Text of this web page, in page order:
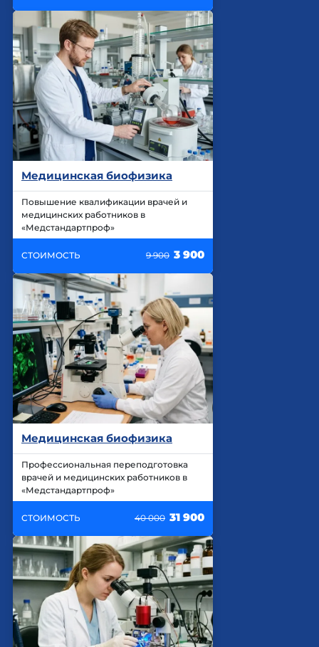
Медицинская биофизика
Повышение квалификации врачей и
медицинских работников в
«Медстандартпроф»
СТОИМОСТЬ 9 900 3 900
Медицинская биофизика
Профессиональная переподготовка
врачей и медицинских работников в
«Медстандартпроф»
СТОИМОСТЬ 40 000 31 900